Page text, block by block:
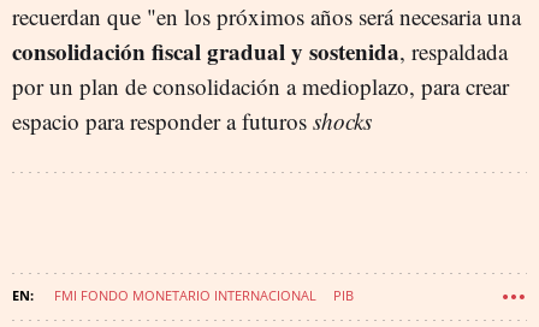
recuerdan que "en los próximos años será necesaria una
consolidación fiscal gradual y sostenida, respaldada
por un plan de consolidación a medioplazo, para crear
espacio para responder a futuros shocks
FMI FONDO MONETARIO INTERNACIONAL PIB